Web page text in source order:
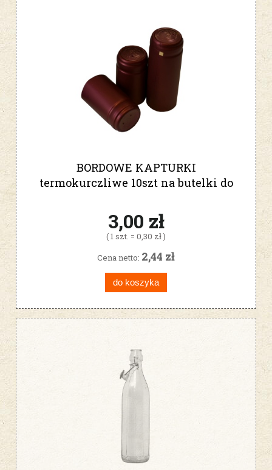
BORDOWE KAPTURKI
termokurczliwe 10szt na butelki do
3,00 zł
( 1 szt. = 0,30 zł )
Cena netto: 2,44 zł
do koszyka